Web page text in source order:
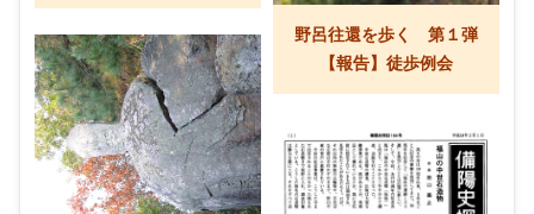
野呂往還を歩く 第１弾
【報告】徒歩例会